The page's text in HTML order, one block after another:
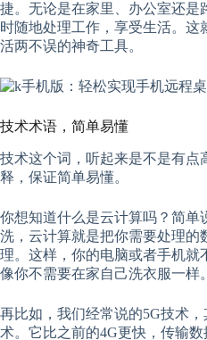
捷。无论是在家里、办公室还是
时随地处理工作，享受生活。这
活两不误的神奇工具。
技术术语，简单易懂
技术这个词，听起来是不是有点
释，保证简单易懂。
你想知道什么是云计算吗？简单
洗，云计算就是把你需要处理的
理。这样，你的电脑或者手机就
像你不需要在家自己洗衣服一样。
再比如，我们经常说的5G技术
术。它比之前的4G更快，传输